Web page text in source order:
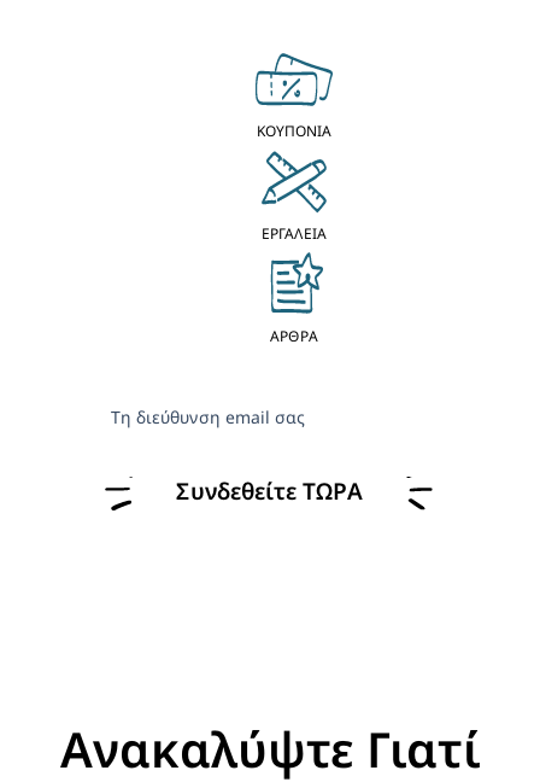
ΚΟΥΠΟΝΙΑ
ΕΡΓΑΛΕΙΑ
ΑΡΘΡΑ
Τη διεύθυνση email σας
Συνδεθείτε ΤΩΡΑ
Ανακαλύψτε Γιατί